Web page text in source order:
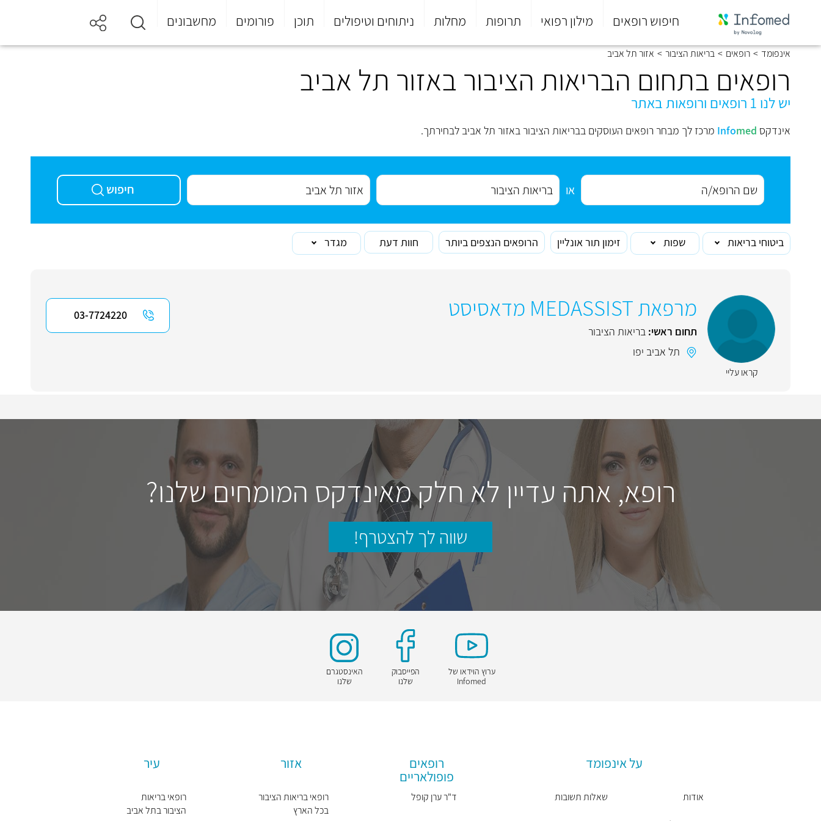
חיפוש רופאים מילון רפואי תרופות מחלות ניתוחים וטיפולים תוכן פורומים מחשבונים
סוף
התפריט
אינפומד > רופאים > בריאות הציבור > אזור תל אביב
רופאים בתחום הבריאות הציבור באזור תל אביב
יש לנו 1 רופאים ורופאות באתר
אינדקס Infomed מרכז לך מבחר רופאים העוסקים בבריאות הציבור באזור תל אביב לבחירתך.
או חיפוש
ביטוחי בריאות שפות זימון תור אונליין הרופאים הנצפים ביותר חוות דעת מגדר
קראו עליי
מרפאת MEDASSIST מדאסיסט
תחום ראשי: בריאות הציבור
תל אביב יפו
03-7724220
רופא, אתה עדיין לא חלק מאינדקס המומחים שלנו?
שווה לך להצטרף!
ערוץ הוידאו של
Infomed
הפייסבוק
שלנו
האינסטגרם
שלנו
על אינפומד
אודות שאלות תשובות
רופאים
פופולאריים
ד"ר ערן קופל
אזור
רופאי בריאות הציבור
בכל הארץ
עיר
רופאי בריאות
הציבור בתל אביב